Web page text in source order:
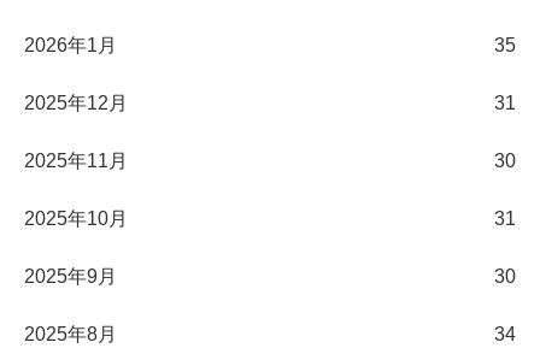
2026年1月 35
2025年12月 31
2025年11月 30
2025年10月 31
2025年9月 30
2025年8月 34